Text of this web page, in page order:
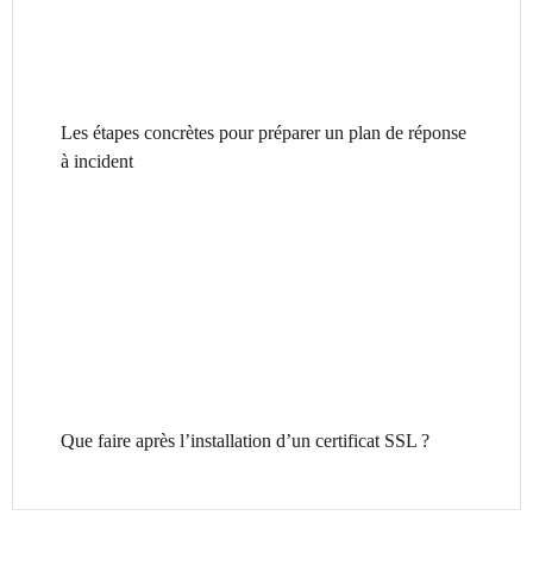
Les étapes concrètes pour préparer un plan de réponse
à incident
Que faire après l’installation d’un certificat SSL ?